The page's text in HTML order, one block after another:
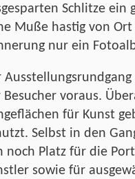
Schlitze ein
Muße hastig von
nur ein
Besucher voraus.
für Kunst
Selbst in den
noch Platz für die
sowie für